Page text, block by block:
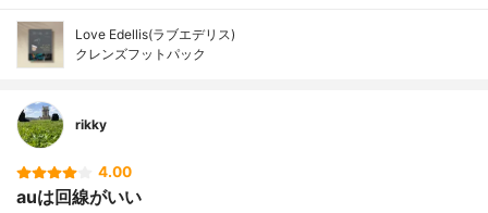
Love Edellis(ラブエデリス)
クレンズフットパック
rikky
4.00
auは回線がいい